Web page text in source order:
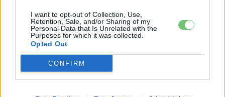
I want to opt-out of Collection, Use,
Retention, Sale, and/or Sharing of my
Personal Data that Is Unrelated with the
Purposes for which it was collected.
Opted Out
CONFIRM
indulhat harcba a...
2026-08-05
21 ezer előrendelés 20 óra alatt: a kínaiak
megrohanták az MG...
2026-08-04